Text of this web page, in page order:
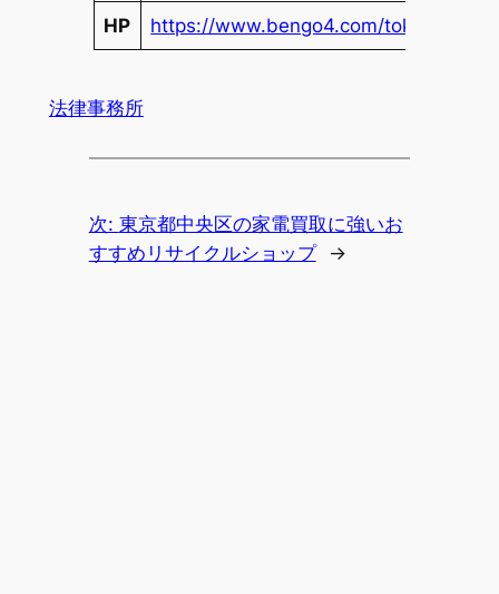
HP https://www.bengo4.com/tokyo/
法律事務所
次: 東京都中央区の家電買取に強いお
すすめリサイクルショップ
→